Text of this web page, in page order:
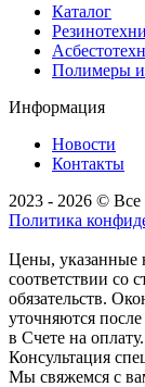
Каталог
Полимеры и
Информация
Новости
Контакты
2023 - 2026 ©
Политика
Цены, указанные
соответствии со
обязательств.
уточняются
в Счете на оплату.
Консультация
Мы свяжемся с